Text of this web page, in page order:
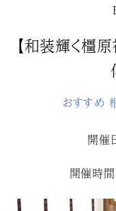
【和装輝く橿
おすすめ
開催
開催時